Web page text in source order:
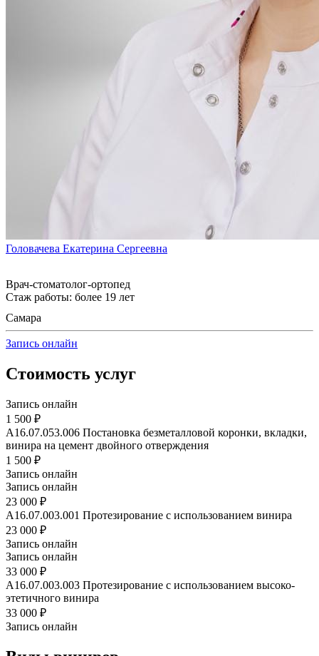
Головачева Екатерина Сергеевна
Врач-стоматолог-ортопед
Стаж работы: более 19 лет
Самара
Запись онлайн
Стоимость услуг
Запись онлайн
1 500 ₽
A16.07.053.006 Постановка безметалловой коронки, вкладки,
винира на цемент двойного отверждения
1 500 ₽
Запись онлайн
Запись онлайн
23 000 ₽
A16.07.003.001 Протезирование с использованием винира
23 000 ₽
Запись онлайн
Запись онлайн
33 000 ₽
A16.07.003.003 Протезирование с использованием высоко-
этетичного винира
33 000 ₽
Запись онлайн